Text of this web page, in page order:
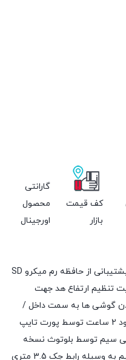
کف قیمت
بازار
گارانتی
محصول
اورجینال
هدفون بی سیم ارلدام مدل ET-B06 / پشتیبانی از حافظه رم میکرو SD
/ قابلیت تنظیم ارتفاع هد جهت
گوشی ها به سمت داخل /
مدت زمان لازم جهت شارژ هدست حدود 2 ساعت توسط پورت تایپ
سیم توسط بلوتوث نسخه
5.3 با برد وایرلس 10 متری، ارتباط باسیم به وسیله رابط جک 3.5 متری